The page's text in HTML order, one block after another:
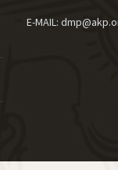
E-MAIL: